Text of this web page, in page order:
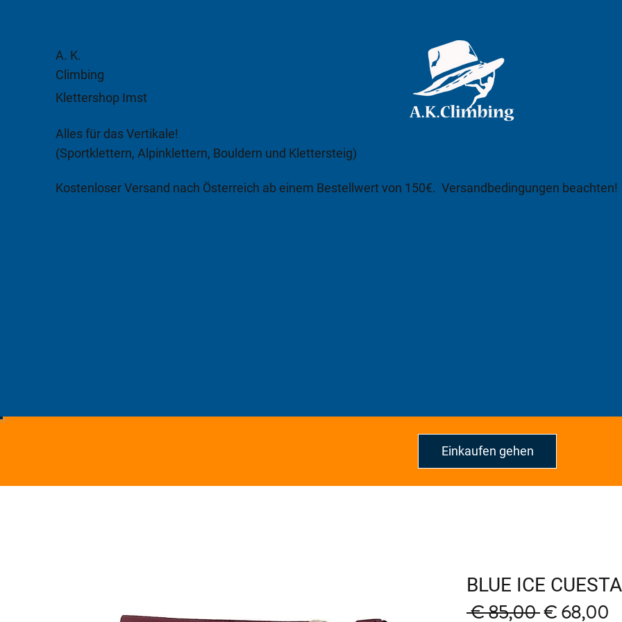
A. K.
Climbing
Klettershop Imst
Alles für das Vertikale!
(Sportklettern, Alpinklettern, Bouldern und Klettersteig)
Kostenloser Versand nach Österreich ab einem Bestellwert von 150€. Versandbedingungen beachten!
BLUE ICE CUESTA
€ 85,00 Regular
€ 68,00
Einkaufen gehen